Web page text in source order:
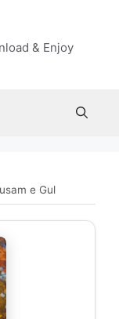
& Enjoy
e Gul